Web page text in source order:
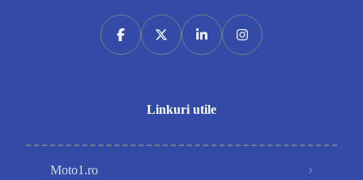
Linkuri utile
Moto1.ro